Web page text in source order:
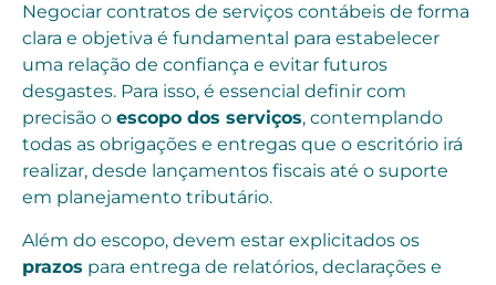
Negociar contratos de serviços contábeis de forma
clara e objetiva é fundamental para estabelecer
uma relação de confiança e evitar futuros
desgastes. Para isso, é essencial definir com
precisão o escopo dos serviços, contemplando
todas as obrigações e entregas que o escritório irá
realizar, desde lançamentos fiscais até o suporte
em planejamento tributário.
Além do escopo, devem estar explicitados os
prazos para entrega de relatórios, declarações e